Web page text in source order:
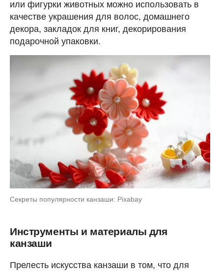
или фигурки животных можно использовать в
качестве украшения для волос, домашнего
декора, закладок для книг, декорирования
подарочной упаковки.
Секреты популярности канзаши: Pixabay
Инструменты и материалы для
канзаши
Прелесть искусства канзаши в том, что для